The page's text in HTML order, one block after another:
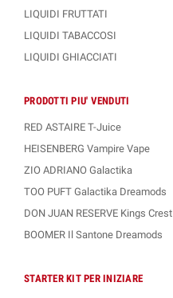
LIQUIDI FRUTTATI
LIQUIDI TABACCOSI
LIQUIDI GHIACCIATI
PRODOTTI PIU' VENDUTI
RED ASTAIRE T-Juice
HEISENBERG Vampire Vape
ZIO ADRIANO Galactika
TOO PUFT Galactika Dreamods
DON JUAN RESERVE Kings Crest
BOOMER Il Santone Dreamods
STARTER KIT PER INIZIARE